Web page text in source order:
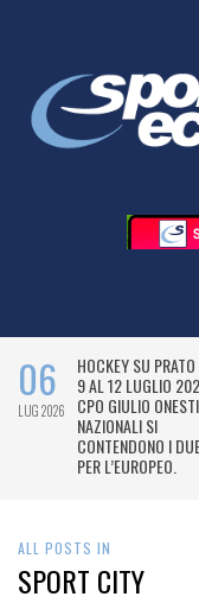
06
LUG 2026
HOCKEY SU
9 AL 12 LUGLIO
CPO GIULIO
NAZIONALI SI
CONTENDONO I
PER L’EUROPEO.
ALL POSTS IN
SPORT CITY